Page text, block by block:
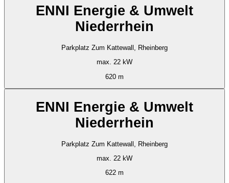
ENNI Energie & Umwelt
Niederrhein
Parkplatz Zum Kattewall, Rheinberg
max. 22 kW
620 m
ENNI Energie & Umwelt
Niederrhein
Parkplatz Zum Kattewall, Rheinberg
max. 22 kW
622 m